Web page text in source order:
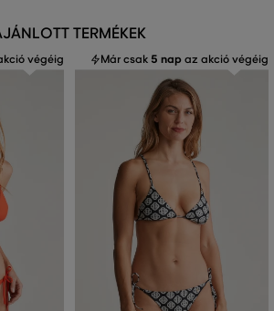
TERMÉKEK
végéig Már csak 5 nap az akció végéig